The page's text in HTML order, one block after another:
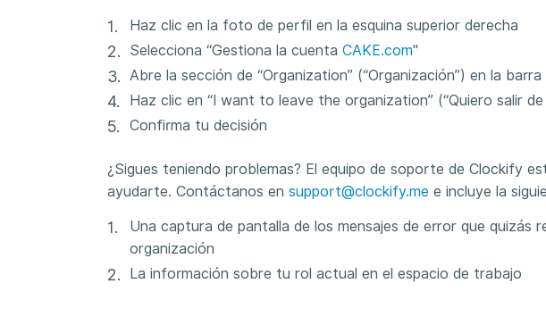
Haz clic en la foto de perfil en la esquina superior derecha
Selecciona “Gestiona la cuenta CAKE.com"
Abre la sección de “Organization” (“Organización”) en la
Haz clic en “I want to leave the organization” (“Quiero salir de
Confirma tu decisión
¿Sigues teniendo problemas? El equipo de soporte de Clockify
ayudarte. Contáctanos en support@clockify.me e incluye la
Una captura de pantalla de los mensajes de error que quizás
organización
La información sobre tu rol actual en el espacio de trabajo